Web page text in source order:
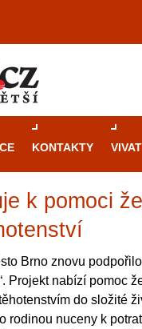
KONTAKTY
k pomoci
Brno znovu
Projekt nabízí pomoc
do složité
rodinou nuceny k
Průvodce
rulety po
Brno je
restaurace,
místem, kde
různé
metropoli